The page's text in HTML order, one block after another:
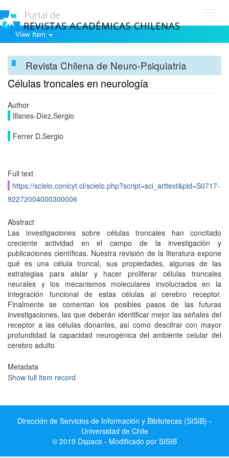
View Item
Revista Chilena de Neuro-Psiquiatría
Células troncales en neurología
Author
Illanes-Díez,Sergio
Ferrer D,Sergio
Full text
https://scielo.conicyt.cl/scielo.php?script=sci_arttext&pid=S0717-
92272004000300006
Abstract
Las investigaciones sobre células troncales han concitado
creciente actividad en el campo de la investigación y
publicaciones científicas. Nuestra revisión de la literatura expone
qué es una célula troncal, sus propiedades, algunas de las
estrategias para aislar y hacer proliferar células troncales
neurales y los mecanismos moleculares involucrados en la
integración funcional de estas células al cerebro receptor.
Finalmente se comentan los posibles pasos de las futuras
investigaciones, las que deberán identificar mejor las señales del
receptor a las células donantes, así como descifrar con mayor
profundidad la capacidad neurogénica del ambiente celular del
cerebro adulto
Metadata
Show full item record
Dirección de Servicios de Información y Bibliotecas (SISIB) -
Universidad de Chile
© 2019 Dspace - Modificado por SISIB